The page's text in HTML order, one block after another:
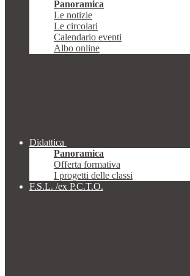
Panoramica
Le notizie
Le circolari
Calendario eventi
Albo online
Didattica
Panoramica
Offerta formativa
I progetti delle classi
F.S.L. /ex P.C.T.O.